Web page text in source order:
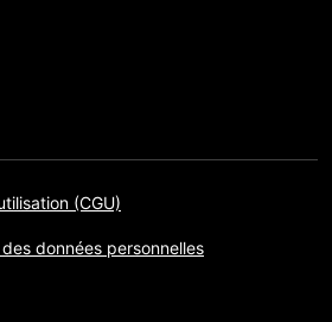
(CGU)
données personnelles